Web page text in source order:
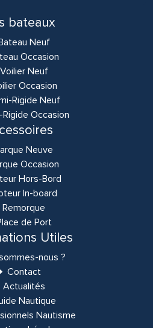
bateaux
Neuf
Occasion
Voilier Neuf
Occasion
Rigide Neuf
Rigide Occasion
Neuve
Occasion
Hors-Bord
In-board
Remorque
de Port
Utiles
nous ?
Contact
Actualités
Nautique
Nautisme